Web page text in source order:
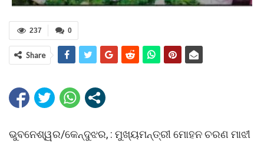
0
237
Share
ଭୁବନେଶ୍ୱର/କେନ୍ଦୁଝର, : ମୁଖ୍ୟମନ୍ତ୍ରୀ ମୋହନ ଚରଣ ମାଝୀ